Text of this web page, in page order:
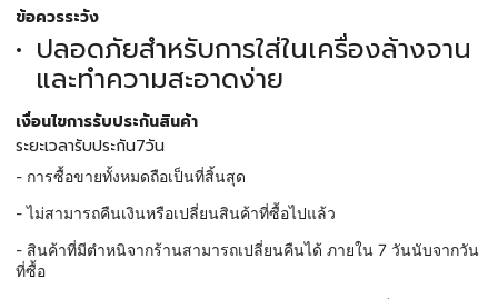
ข้อควรระวัง
ปลอดภัยสำหรับการใส่ในเครื่องล้างจาน
และทำความสะอาดง่าย
เงื่อนไขการรับประกันสินค้า
ระยะเวลารับประกัน7วัน
- การซื้อขายทั้งหมดถือเป็นที่สิ้นสุด
- ไม่สามารถคืนเงินหรือเปลี่ยนสินค้าที่ซื้อไปแล้ว
- สินค้าที่มีตำหนิจากร้านสามารถเปลี่ยนคืนได้ ภายใน 7 วันนับจากวัน
ที่ซื้อ